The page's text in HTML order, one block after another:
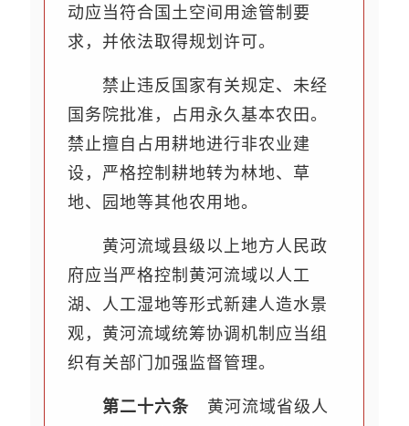
动应当符合国土空间用途管制要
求，并依法取得规划许可。
禁止违反国家有关规定、未经
国务院批准，占用永久基本农田。
禁止擅自占用耕地进行非农业建
设，严格控制耕地转为林地、草
地、园地等其他农用地。
黄河流域县级以上地方人民政
府应当严格控制黄河流域以人工
湖、人工湿地等形式新建人造水景
观，黄河流域统筹协调机制应当组
织有关部门加强监督管理。
第二十六条 黄河流域省级人